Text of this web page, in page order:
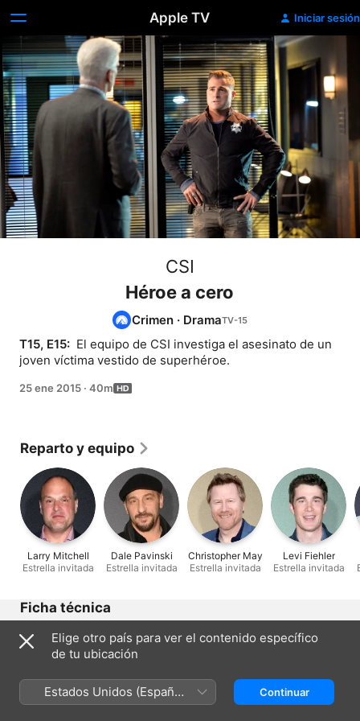
Apple TV Iniciar sesión
CSI
Héroe a cero
Crimen · Drama
T15, E15: El equipo de CSI investiga el asesinato de un
joven víctima vestido de superhéroe.
25 ene 2015 · 40m
Reparto y equipo
Larry Mitchell
Estrella invitada
Dale Pavinski
Estrella invitada
Christopher May
Estrella invitada
Levi Fiehler
Estrella invitada
Ficha técnica
Lanzamiento
2015
40 min
Elige otro país para ver el contenido específico
de tu ubicación
Estados Unidos (Español
México)
Continuar